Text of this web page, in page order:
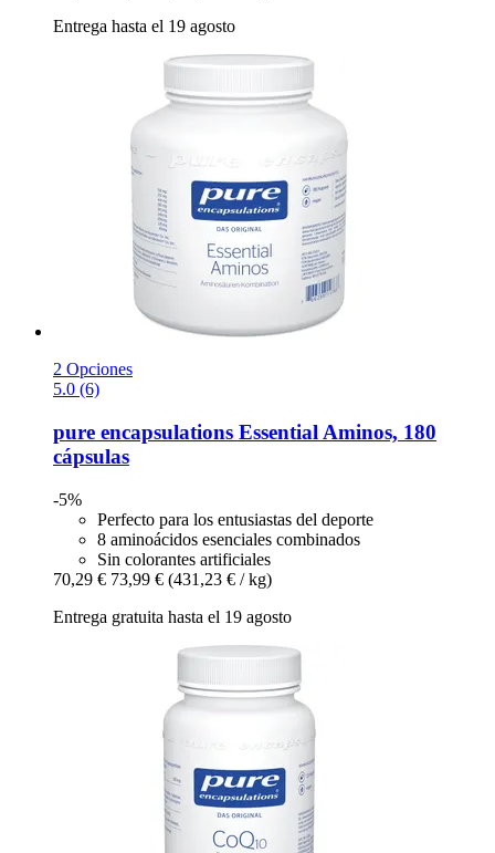
Entrega hasta el 19 agosto
2 Opciones
5.0 (6)
pure encapsulations Essential Aminos, 180
cápsulas
-5%
Perfecto para los entusiastas del deporte
8 aminoácidos esenciales combinados
Sin colorantes artificiales
70,29 € 73,99 € (431,23 € / kg)
Entrega gratuita hasta el 19 agosto